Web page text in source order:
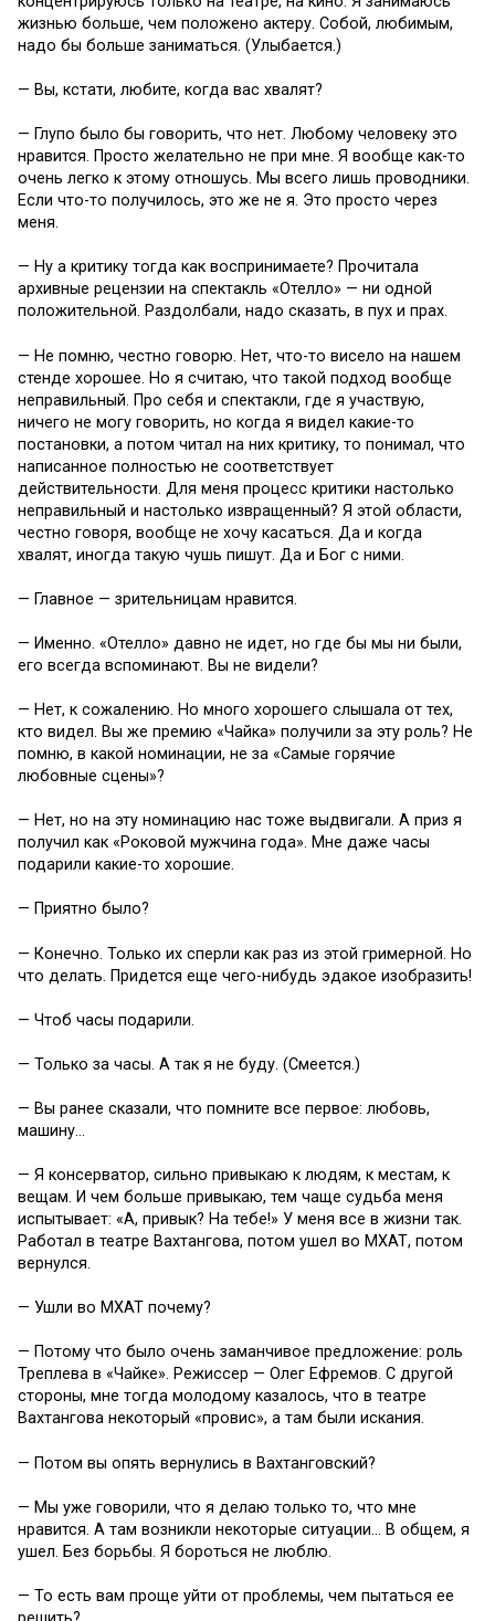
жизнью больше, чем положено актеру. Собой, любимым,
надо бы больше заниматься. (Улыбается.)
— Вы, кстати, любите, когда вас хвалят?
— Глупо было бы говорить, что нет. Любому человеку это
нравится. Просто желательно не при мне. Я вообще как-то
очень легко к этому отношусь. Мы всего лишь проводники.
Если что-то получилось, это же не я. Это просто через
меня.
— Ну а критику тогда как воспринимаете? Прочитала
архивные рецензии на спектакль «Отелло» — ни одной
положительной. Раздолбали, надо сказать, в пух и прах.
— Не помню, честно говорю. Нет, что-то висело на нашем
стенде хорошее. Но я считаю, что такой подход вообще
неправильный. Про себя и спектакли, где я участвую,
ничего не могу говорить, но когда я видел какие-то
постановки, а потом читал на них критику, то понимал, что
написанное полностью не соответствует
действительности. Для меня процесс критики настолько
неправильный и настолько извращенный? Я этой области,
честно говоря, вообще не хочу касаться. Да и когда
хвалят, иногда такую чушь пишут. Да и Бог с ними.
— Главное — зрительницам нравится.
— Именно. «Отелло» давно не идет, но где бы мы ни были,
его всегда вспоминают. Вы не видели?
— Нет, к сожалению. Но много хорошего слышала от тех,
кто видел. Вы же премию «Чайка» получили за эту роль? Не
помню, в какой номинации, не за «Самые горячие
любовные сцены»?
— Нет, но на эту номинацию нас тоже выдвигали. А приз я
получил как «Роковой мужчина года». Мне даже часы
подарили какие-то хорошие.
— Приятно было?
— Конечно. Только их сперли как раз из этой гримерной. Но
что делать. Придется еще чего-нибудь эдакое изобразить!
— Чтоб часы подарили.
— Только за часы. А так я не буду. (Смеется.)
— Вы ранее сказали, что помните все первое: любовь,
машину…
— Я консерватор, сильно привыкаю к людям, к местам, к
вещам. И чем больше привыкаю, тем чаще судьба меня
испытывает: «А, привык? На тебе!» У меня все в жизни так.
Работал в театре Вахтангова, потом ушел во МХАТ, потом
вернулся.
— Ушли во МХАТ почему?
— Потому что было очень заманчивое предложение: роль
Треплева в «Чайке». Режиссер — Олег Ефремов. С другой
стороны, мне тогда молодому казалось, что в театре
Вахтангова некоторый «провис», а там были искания.
— Потом вы опять вернулись в Вахтанговский?
— Мы уже говорили, что я делаю только то, что мне
нравится. А там возникли некоторые ситуации… В общем, я
ушел. Без борьбы. Я бороться не люблю.
— То есть вам проще уйти от проблемы, чем пытаться ее